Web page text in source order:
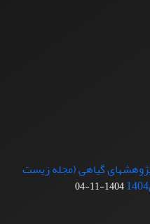
گیاهی (مجله زیست
1404-11-04